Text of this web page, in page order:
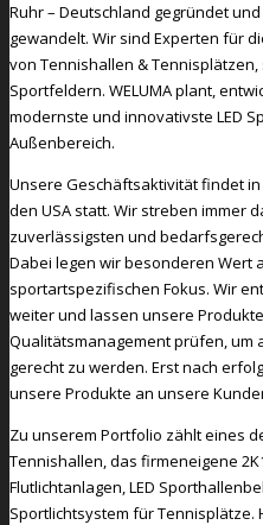
Ruhr – Deutschland gegründet und
gewandelt. Wir sind Experten für
von Tennishallen &
Sportfeldern. WELUMA plant,
modernste und innovativste LED
Außenbereich.
Unsere Geschäftsaktivität findet
den USA statt. Wir streben immer
zuverlässigsten und
Dabei legen wir besonderen Wert
sportartspezifischen Fokus. Wir
weiter und lassen unsere
Qualitätsmanagement prüfen, um
gerecht zu werden. Erst nach
unsere Produkte an unsere
Zu unserem Portfolio zählt eines
Tennishallen, das firmeneigene
Flutlichtanlagen, LED
Sportlichtsystem für Tennisplätze.